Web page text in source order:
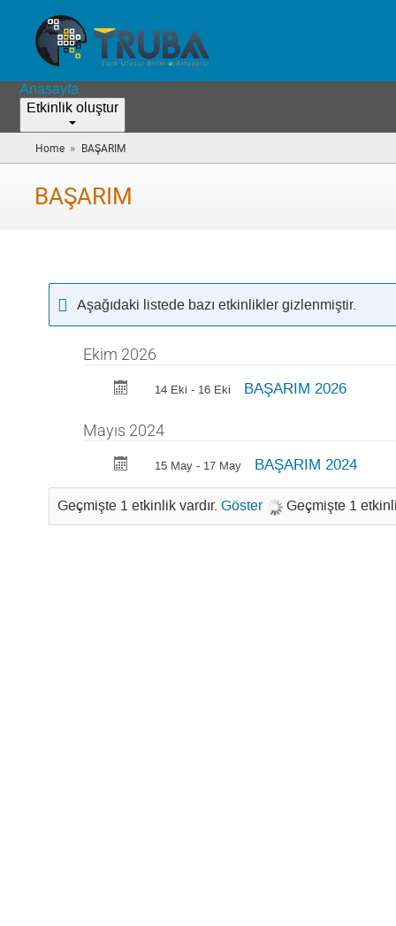
Anasayfa
Etkinlik oluştur
Home » BAŞARIM
are
BAŞARIM
Aşağıdaki listede bazı etkinlikler gizlenmiştir.
Ekim 2026
14 Eki - 16 Eki BAŞARIM 2026
Mayıs 2024
15 May - 17 May BAŞARIM 2024
Geçmişte 1 etkinlik vardır.Göster Geçmişte 1